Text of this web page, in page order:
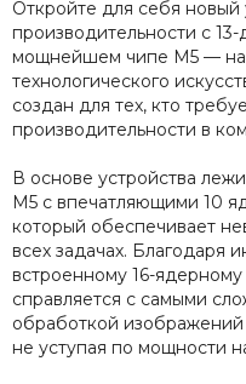
Откройте для себя новый
производительности с
мощнейшем чипе M5 —
технологического
создан для тех, кто
производительности в
В основе устройства
M5 с впечатляющими 10
который обеспечивает
всех задачах. Благодаря
встроенному 16-
справляется с самыми
обработкой
не уступая по мощности